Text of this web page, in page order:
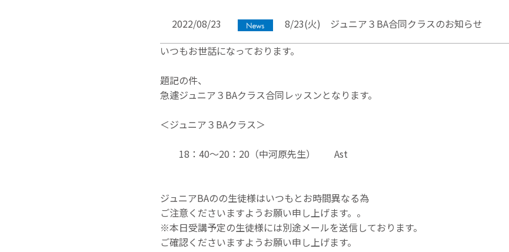
2022/08/23
8/23(火) ジュニア３BA合同クラスのお知らせ
いつもお世話になっております。
題記の件、
急遽ジュニア３BAクラス合同レッスンとなります。
＜ジュニア３BAクラス＞
18：40～20：20（中河原先生） Ast
ジュニアBAのの生徒様はいつもとお時間異なる為
ご注意くださいますようお願い申し上げます。。
※本日受講予定の生徒様には別途メールを送信しております。
ご確認くださいますようお願い申し上げます。